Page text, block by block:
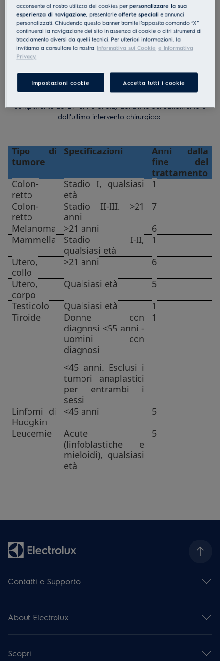
attuativi - non è tenuto a fornire informazioni, né subire
qualunque tipo di indagine (es. visita medica) in merito a tale
pregressa patologia.
Il termine è ridotto da dieci a cinque anni, nel caso in cui la
patologia sia insorta prima del compimento del ventunesimo
Qui di seguito la tabella delle patologie per le quali è previsto
un termine ridotto per il maturarsi dell'oblio oncologico rispetto
al limite dei dieci anni (o cinque se diagnosi precedente al
compimento del 21° anno di età) dalla fine del trattamento o
dall'ultimo intervento chirurgico:
Tipo di
tumore
Specificazioni
Anni dalla
fine del
trattamento
Colon-
retto
Stadio I, qualsiasi
età
1
Colon-
retto
Stadio II-III, >21
anni
7
Melanoma
>21 anni
6
Mammella
Stadio I-II,
qualsiasi età
1
Utero,
collo
>21 anni
6
Utero,
corpo
Qualsiasi età
5
Testicolo
Qualsiasi età
1
Tiroide
Donne con
diagnosi <55 anni -
uomini con
diagnosi
<45 anni. Esclusi i
tumori anaplastici
per entrambi i
sessi
1
Linfomi di
Hodgkin
<45 anni
5
Leucemie
Acute
(linfoblastiche e
mieloidi), qualsiasi
età
5
Contatti e Supporto
Iscriviti alla nostra newsletter
Facebook
Instagram
Assistenza e Riparazioni
About Electrolux
Stampa e notizie
Informazioni finanziarie
Scopri
acconsente al nostro utilizzo dei cookies perpersonalizzare la sua
esperienza di navigazione, presentarleofferte speciali e annunci
personalizzati. Chiudendo questo banner tramite l’apposito comando “X”
continuerai la navigazione del sito in assenza di cookie o altri strumenti di
tracciamento diversi da quelli tecnici. Per ulteriori informazioni, la
invitiamo a consultare la nostra Informativa sui Cookie e Informativa
Privacy.
Impostazioni cookie Accetta tutti i cookie